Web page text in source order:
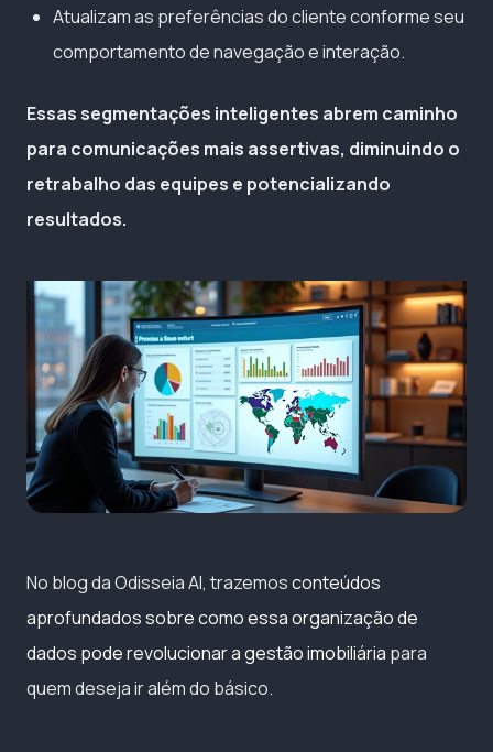
Atualizam as preferências do cliente conforme seu
comportamento de navegação e interação.
Essas segmentações inteligentes abrem caminho
para comunicações mais assertivas, diminuindo o
retrabalho das equipes e potencializando
resultados.
No blog da Odisseia AI, trazemosconteúdos
aprofundados sobre como essa organização de
dados pode revolucionar a gestão imobiliária para
quem deseja ir além do básico.